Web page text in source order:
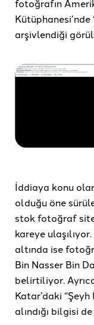
fotoğrafın
Kütüphanesi’nde
arşivlendiği
İddiaya konu
olduğu öne
stok fotoğraf
kareye
altında ise
Bin Nasser Bin
belirtiliyor.
Katar’daki
alındığı bilgisi